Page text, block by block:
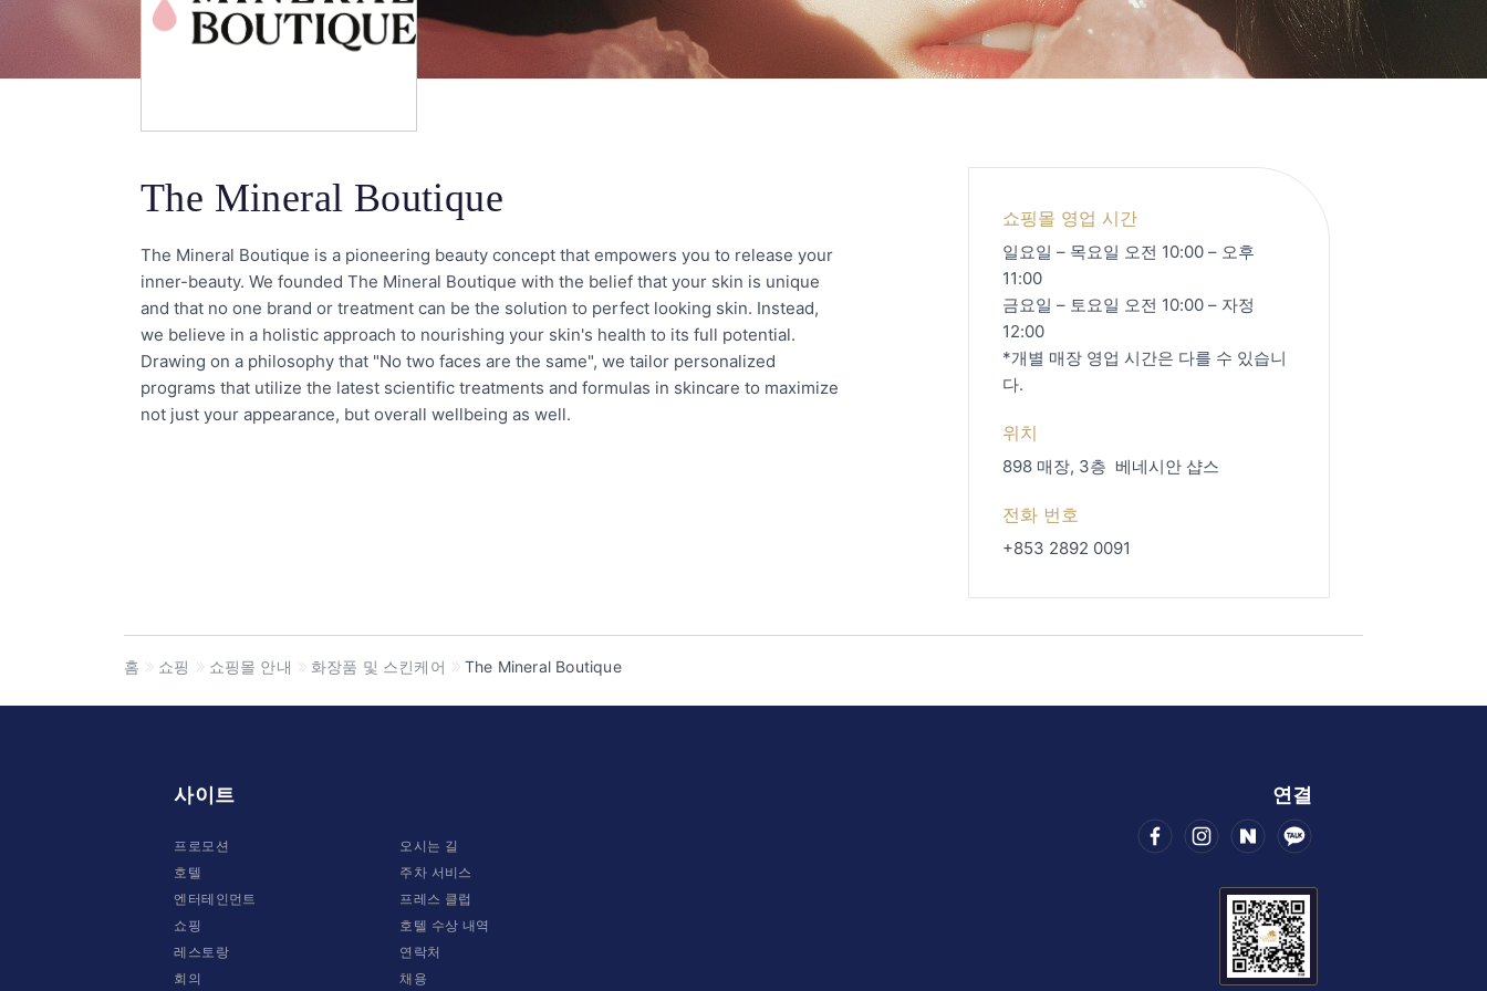
The Mineral Boutique
The Mineral Boutique is a pioneering beauty concept that empowers you to release your
inner-beauty. We founded The Mineral Boutique with the belief that your skin is unique
and that no one brand or treatment can be the solution to perfect looking skin. Instead,
we believe in a holistic approach to nourishing your skin's health to its full potential.
Drawing on a philosophy that "No two faces are the same", we tailor personalized
programs that utilize the latest scientific treatments and formulas in skincare to maximize
not just your appearance, but overall wellbeing as well.
쇼핑몰 영업 시간
일요일 – 목요일 오전 10:00 – 오후
11:00
금요일 – 토요일 오전 10:00 – 자정
12:00
*개별 매장 영업 시간은 다를 수 있습니
다.
위치
898 매장, 3층 베네시안 샵스
전화 번호
+853 2892 0091
홈 쇼핑 쇼핑몰 안내 화장품 및 스킨케어 The Mineral Boutique
사이트
프로모션
호텔
엔터테인먼트
쇼핑
레스토랑
회의
오시는 길
주차 서비스
프레스 클럽
호텔 수상 내역
연락처
채용
연결